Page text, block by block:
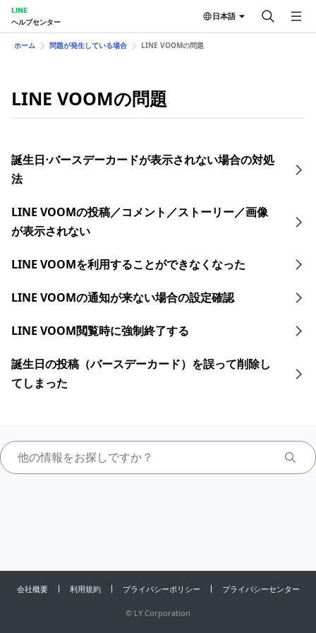
LINE
ヘルプセンター
日本語
ホーム 問題が発生している場合 LINE VOOMの問題
LINE VOOMの問題
誕生日⋅バースデーカードが表示されない場合の対処
法
LINE VOOMの投稿／コメント／ストーリー／画像
が表示されない
LINE VOOMを利用することができなくなった
LINE VOOMの通知が来ない場合の設定確認
LINE VOOM閲覧時に強制終了する
誕生日の投稿（バースデーカード）を誤って削除し
てしまった
会社概要 利用規約 プライバシーポリシー プライバシーセンター
© LY Corporation